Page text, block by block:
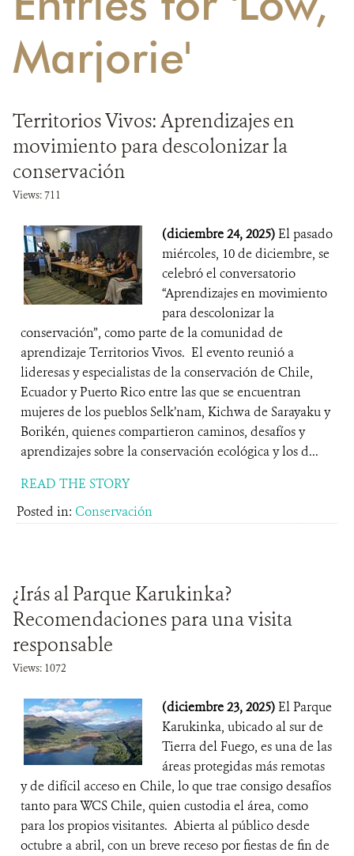
DONA
Marjorie'
Territorios Vivos: Aprendizajes en
movimiento para descolonizar la
conservación
Views: 711
(diciembre 24, 2025)El pasado
miércoles, 10 de diciembre, se
celebró el conversatorio
“Aprendizajes en movimiento
para descolonizar la
conservación”, como parte de la comunidad de
aprendizaje Territorios Vivos. El evento reunió a
lideresas y especialistas de la conservación de Chile,
Ecuador y Puerto Rico entre las que se encuentran
mujeres de los pueblos Selk’nam, Kichwa de Sarayaku y
Borikén, quienes compartieron caminos, desafíos y
aprendizajes sobre la conservación ecológica y los d...
READ THE STORY
Posted in: Conservación
¿Irás al Parque Karukinka?
Recomendaciones para una visita
responsable
Views: 1072
(diciembre 23, 2025)El Parque
Karukinka, ubicado al sur de
Tierra del Fuego, es una de las
áreas protegidas más remotas
y de difícil acceso en Chile, lo que trae consigo desafíos
tanto para WCS Chile, quien custodia el área, como
para los propios visitantes. Abierta al público desde
octubre a abril, con un breve receso por fiestas de fin de